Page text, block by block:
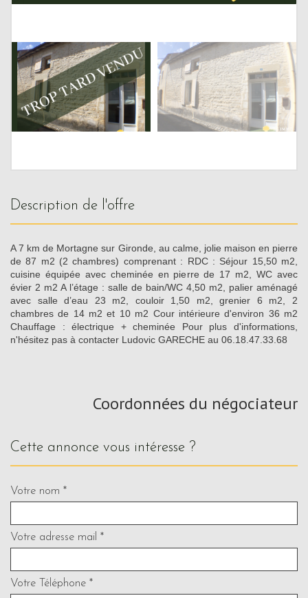
description de l'offre
A 7 km de Mortagne sur Gironde, au calme, jolie maison en pierre
de 87 m2 (2 chambres) comprenant : RDC : Séjour 15,50 m2,
cuisine équipée avec cheminée en pierre de 17 m2, WC avec
évier 2 m2 A l’étage : salle de bain/WC 4,50 m2, palier aménagé
avec salle d’eau 23 m2, couloir 1,50 m2, grenier 6 m2, 2
chambres de 14 m2 et 10 m2 Cour intérieure d'environ 36 m2
Chauffage : électrique + cheminée Pour plus d'informations,
n'hésitez pas à contacter Ludovic GARECHE au 06.18.47.33.68
Coordonnées du négociateur
cette annonce vous intéresse ?
Votre nom *
Votre adresse mail *
Votre Téléphone *